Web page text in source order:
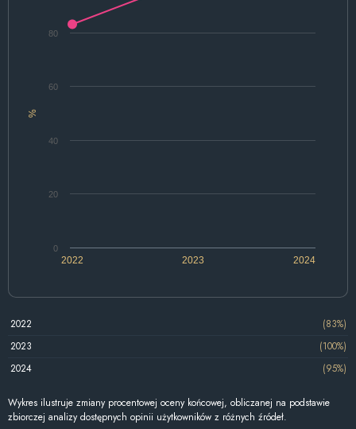
%
2022 2023 2024
0
20
40
60
80
2022
(83%)
2023
(100%)
2024
(95%)
Wykres ilustruje zmiany procentowej oceny końcowej, obliczanej na podstawie
zbiorczej analizy dostępnych opinii użytkowników z różnych źródeł.